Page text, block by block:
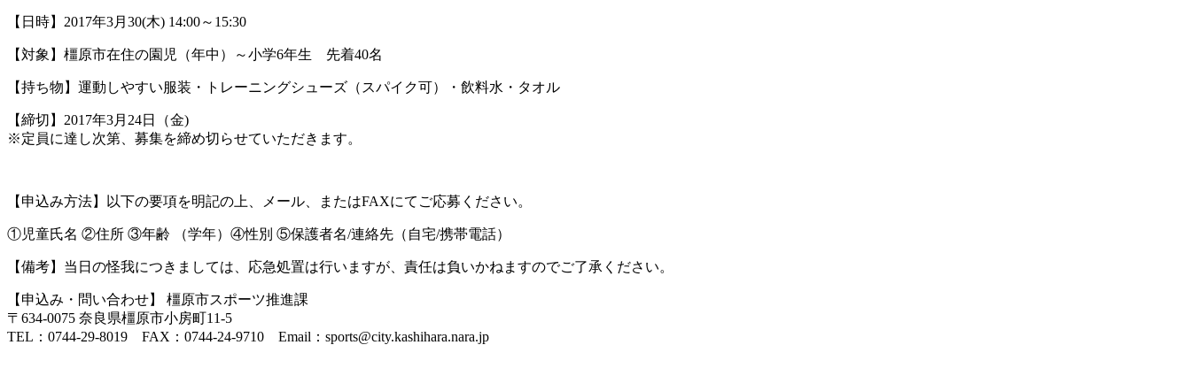
【日時】2017年3月30(木) 14:00～15:30
【対象】橿原市在住の園児（年中）～小学6年生 先着40名
【持ち物】運動しやすい服装・トレーニングシューズ（スパイク可）・飲料水・タオル
【締切】2017年3月24日（金)
※定員に達し次第、募集を締め切らせていただきます。
【申込み方法】以下の要項を明記の上、メール、またはFAXにてご応募ください。
①児童氏名 ②住所 ③年齢 （学年）④性別 ⑤保護者名/連絡先（自宅/携帯電話）
【備考】当日の怪我につきましては、応急処置は行いますが、責任は負いかねますのでご了承ください。
【申込み・問い合わせ】 橿原市スポーツ推進課
〒634-0075 奈良県橿原市小房町11-5
TEL：0744-29-8019 FAX：0744-24-9710 Email：sports@city.kashihara.nara.jp